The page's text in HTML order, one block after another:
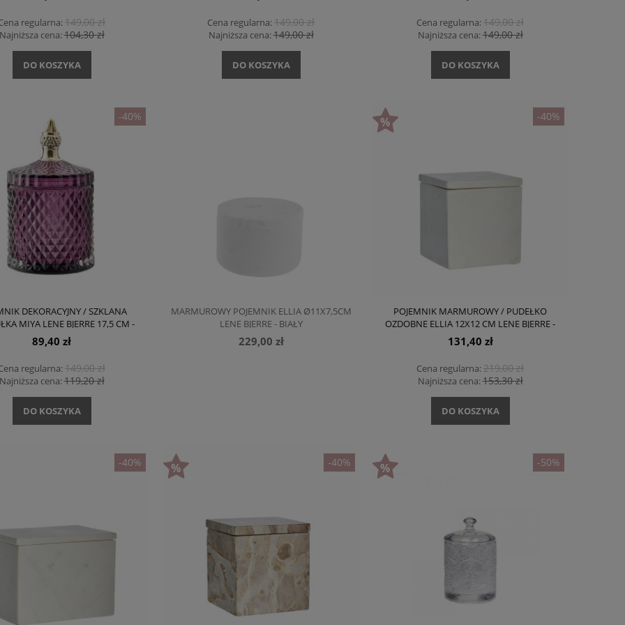
regularna:149,00 zł
cena:104,30 zł
DO KOSZYKA
Cena regularna:149,00 zł
Najniższa cena:149,00 zł
DO KOSZYKA
Cena regularna:149,00 zł
Najniższa cena:149,00 zł
DO KOSZYKA
DEKORACYJNY / SZKLANA
MIYA LENE BJERRE 17,5 CM -
CIEMNY RÓŻOWY
89,40 zł
regularna:149,00 zł
cena:119,20 zł
DO KOSZYKA
-40%
MARMUROWY POJEMNIK ELLIA Ø11X7,5CM
LENE BJERRE - BIAŁY
229,00 zł
POJEMNIK MARMUROWY / PUDEŁKO
OZDOBNE ELLIA 12X12 CM LENE BJERRE -
BIAŁY
131,40 zł
Cena regularna:219,00 zł
Najniższa cena:153,30 zł
DO KOSZYKA
-40%
-40% -40% -50%